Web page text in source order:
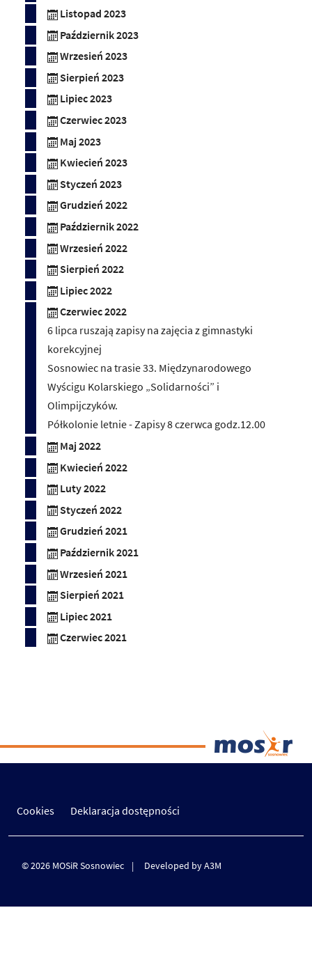
Listopad 2023
Październik 2023
Wrzesień 2023
Sierpień 2023
Lipiec 2023
Czerwiec 2023
Maj 2023
Kwiecień 2023
Styczeń 2023
Grudzień 2022
Październik 2022
Wrzesień 2022
Sierpień 2022
Lipiec 2022
Czerwiec 2022
6 lipca ruszają zapisy na zajęcia z gimnastyki
korekcyjnej
Sosnowiec na trasie 33. Międzynarodowego
Wyścigu Kolarskiego „Solidarności” i
Olimpijczyków.
Półkolonie letnie - Zapisy 8 czerwca godz.12.00
Maj 2022
Kwiecień 2022
Luty 2022
Styczeń 2022
Grudzień 2021
Październik 2021
Wrzesień 2021
Sierpień 2021
Lipiec 2021
Czerwiec 2021
Cookies Deklaracja dostępności
© 2026 MOSiR Sosnowiec Developed by A3M